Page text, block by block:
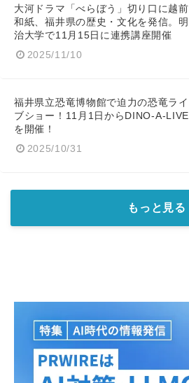
大河ドラマ「べらぼう」切り口に越前
和紙、福井県の歴史・文化を発信。明
治大学で11月15日に連携講座開催
2025/11/10
福井県立恐竜博物館で迫力の恐竜ライ
ブショー！11月1日からDINO-A-LIVE
を開催！
2025/10/31
もっと見る